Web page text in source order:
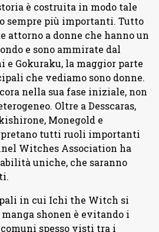
è costruita in modo tale
sempre più importanti. Tutto
attorno a donne che hanno un
e sono ammirate dal
e Gokuraku, la maggior parte
che vediamo sono donne.
nella sua fase iniziale, non
Oltre a Desscaras,
Monegold e
tutti ruoli importanti
Witches Association ha
uniche, che saranno
in cui Ichi the Witch si
shonen è evitando i
spesso visti tra i